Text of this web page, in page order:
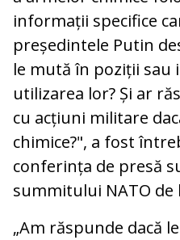
informații specifice
președintele Putin
le mută în poziții sau
utilizarea lor? Și ar
cu acțiuni militare
chimice?", a fost
conferința de presă
summitului NATO de
„Am răspunde dacă